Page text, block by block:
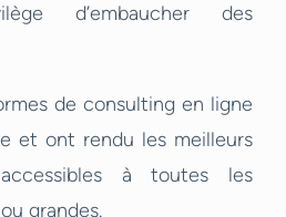
d’embaucher des
de consulting en ligne
et ont rendu les meilleurs
à toutes les
grandes.